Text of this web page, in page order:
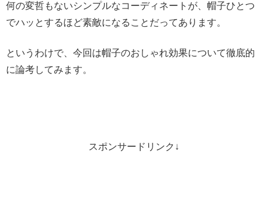
何の変哲もないシンプルなコーディネートが、帽子ひとつ
でハッとするほど素敵になることだってあります。
というわけで、今回は帽子のおしゃれ効果について徹底的
に論考してみます。
スポンサードリンク↓